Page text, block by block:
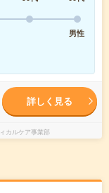
男性
詳しく見る
カルケア事業部